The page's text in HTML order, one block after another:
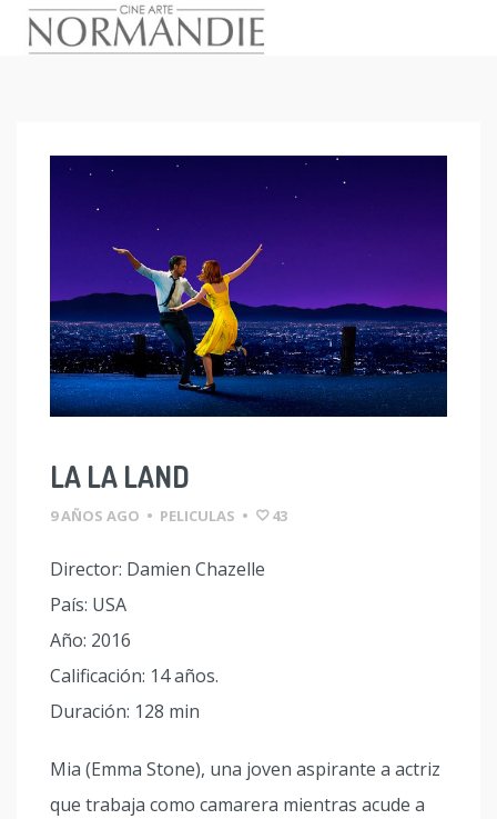
LA LA LAND
9 AÑOS AGO • PELICULAS • 43
Director: Damien Chazelle
País: USA
Año: 2016
Calificación: 14 años.
Duración: 128 min
Mia (Emma Stone), una joven aspirante a actriz
que trabaja como camarera mientras acude a